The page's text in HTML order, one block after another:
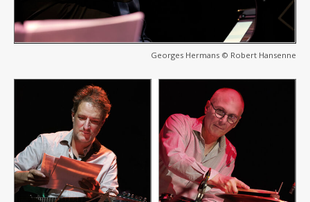
Georges Hermans © Robert Hansenne